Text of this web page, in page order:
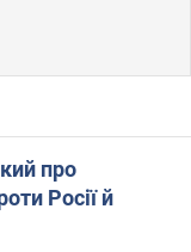
про
Росії й